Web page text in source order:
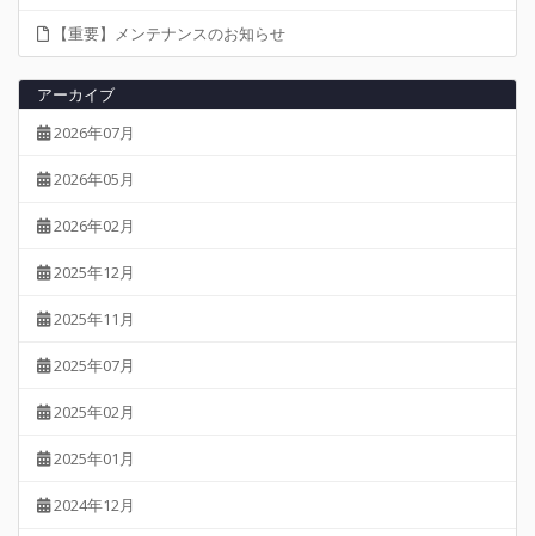
【重要】メンテナンスのお知らせ
アーカイブ
2026年07月
2026年05月
2026年02月
2025年12月
2025年11月
2025年07月
2025年02月
2025年01月
2024年12月